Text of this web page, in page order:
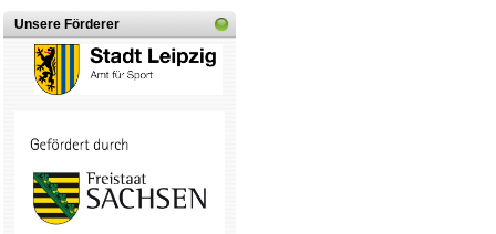
Unsere Förderer